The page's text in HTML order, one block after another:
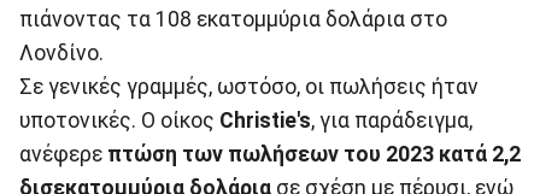
πιάνοντας τα 108 εκατομμύρια δολάρια στο
Λονδίνο.
Σε γενικές γραμμές, ωστόσο, οι πωλήσεις ήταν
υποτονικές. Ο οίκος Christie's, για παράδειγμα,
ανέφερε πτώση των πωλήσεων του 2023 κατά 2,2
δισεκατομμύρια δολάρια σε σχέση με πέρυσι, ενώ